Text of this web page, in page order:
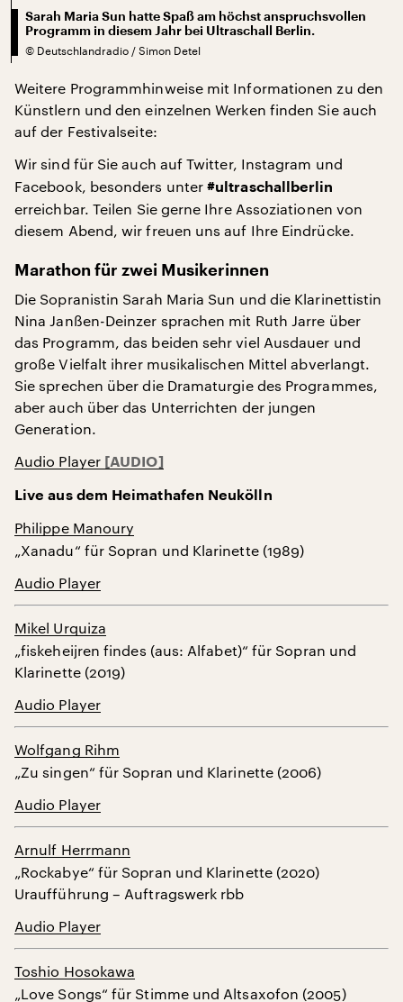
Sarah Maria Sun hatte Spaß am höchst anspruchsvollen
Programm in diesem Jahr bei Ultraschall Berlin.
© Deutschlandradio / Simon Detel
Weitere Programmhinweise mit Informationen zu den
Künstlern und den einzelnen Werken finden Sie auch
auf der Festivalseite:
Wir sind für Sie auch auf Twitter, Instagram und
Facebook, besonders unter#ultraschallberlin
erreichbar. Teilen Sie gerne Ihre Assoziationen von
diesem Abend, wir freuen uns auf Ihre Eindrücke.
Marathon für zwei Musikerinnen
Die Sopranistin Sarah Maria Sun und die Klarinettistin
Nina Janßen-Deinzer sprachen mit Ruth Jarre über
das Programm, das beiden sehr viel Ausdauer und
große Vielfalt ihrer musikalischen Mittel abverlangt.
Sie sprechen über die Dramaturgie des Programmes,
aber auch über das Unterrichten der jungen
Generation.
Audio Player
Live aus dem Heimathafen Neukölln
Philippe Manoury
„Xanadu“ für Sopran und Klarinette (1989)
Audio Player
Mikel Urquiza
„fiskeheijren findes (aus: Alfabet)“ für Sopran und
Klarinette (2019)
Audio Player
Wolfgang Rihm
„Zu singen“ für Sopran und Klarinette (2006)
Audio Player
Arnulf Herrmann
„Rockabye“ für Sopran und Klarinette (2020)
Uraufführung – Auftragswerk rbb
Audio Player
Toshio Hosokawa
„Love Songs“ für Stimme und Altsaxofon (2005)